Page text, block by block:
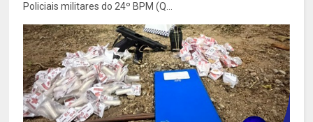
Policiais militares do 24º BPM (Q...